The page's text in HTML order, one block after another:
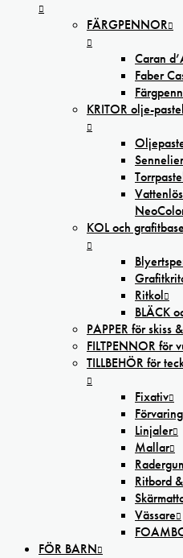
FÄRGPENNOR
Caran
Faber
KRITOR olje-
KOL och
Ritkol
BLÄCK
PAPPER för skiss
FILTPENNOR för
TILLBEHÖR för
Fixativ
Förvaring
Linjaler
Mallar
Ritbord
Vässare
FÖR BARN